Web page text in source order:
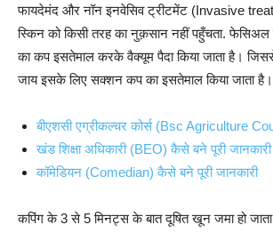
फायदेमंद और नॉन इनवेसिव ट्रीटमेंट (Invasive
स्किन को किसी तरह का नुक़सान नहीं पहुँचता.
का कप इसतेमाल करके वैक्यूम पैदा किया जाता है।
जाय इसके लिए सक्शन कप का इसतेमाल किया जाता है।
बीएशसी एग्रीकल्चर कोर्स (Bsc Agriculture
खंड शिक्षा अधिकारी (BEO) कैसे बने पूरी जानकारी
कॉमेडियन (Comedian) कैसे बने पूरी जानकारी
कपिंग के 3 से 5 मिनट्स के बात दूषित खून जमा हो